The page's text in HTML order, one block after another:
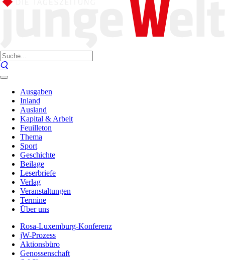
Ausgaben
Inland
Ausland
Kapital & Arbeit
Feuilleton
Thema
Sport
Geschichte
Beilage
Leserbriefe
Verlag
Veranstaltungen
Termine
Über uns
Rosa-Luxemburg-Konferenz
jW-Prozess
Aktionsbüro
Genossenschaft